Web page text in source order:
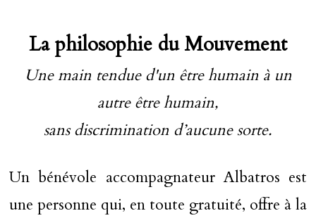
La philosophie du Mouvement
Une main tendue d'un être humain à un
autre être humain,
sans discrimination d’aucune sorte.
Un bénévole accompagnateur Albatros est
une personne qui, en toute gratuité, offre à la